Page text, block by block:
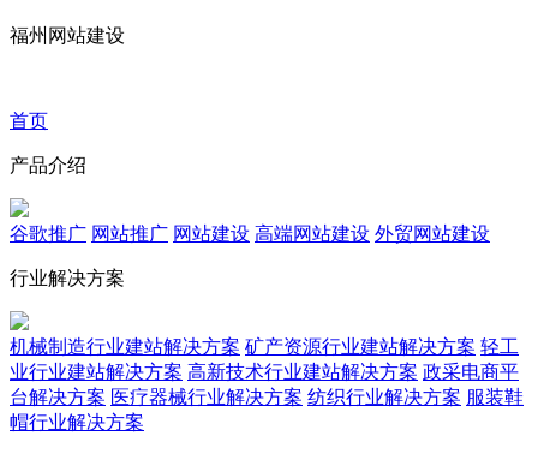
福州网站建设
首页
产品介绍
谷歌推广 网站推广 网站建设 高端网站建设 外贸网站建设
行业解决方案
机械制造行业建站解决方案 矿产资源行业建站解决方案 轻工
业行业建站解决方案 高新技术行业建站解决方案 政采电商平
台解决方案 医疗器械行业解决方案 纺织行业解决方案 服装鞋
帽行业解决方案